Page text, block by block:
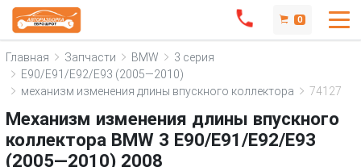
0
Главная Запчасти BMW
3 серия
E90/E91/E92/E93 (2005—2010)
механизм изменения длины впускного коллектора
74127
Механизм изменения длины впускного
коллектора BMW 3 E90/E91/E92/E93
(2005—2010) 2008